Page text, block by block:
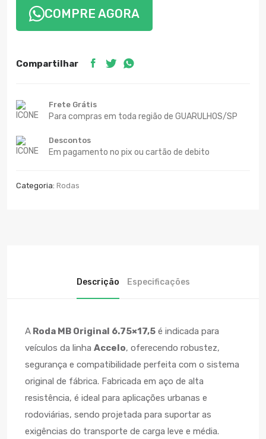
COMPRE AGORA
Compartilhar
Frete Grátis
Para compras em toda região de GUARULHOS/SP
Descontos
Em pagamento no pix ou cartão de debito
Categoria: Rodas
Descrição Especificações
A Roda MB Original 6.75×17,5 é indicada para
veículos da linha Accelo, oferecendo robustez,
segurança e compatibilidade perfeita com o sistema
original de fábrica. Fabricada em aço de alta
resistência, é ideal para aplicações urbanas e
rodoviárias, sendo projetada para suportar as
exigências do transporte de carga leve e média.